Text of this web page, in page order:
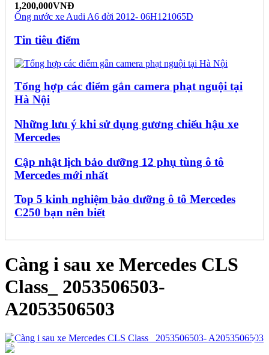
1,200,000VNĐ
Ống nước xe Audi A6 đời 2012- 06H121065D
Tin tiêu điểm
Tổng hợp các điểm gắn camera phạt nguội tại
Hà Nội
Những lưu ý khi sử dụng gương chiếu hậu xe
Mercedes
Cập nhật lịch bảo dưỡng 12 phụ tùng ô tô
Mercedes mới nhất
Top 5 kinh nghiệm bảo dưỡng ô tô Mercedes
C250 bạn nên biết
Càng i sau xe Mercedes CLS
Class_ 2053506503-
A2053506503